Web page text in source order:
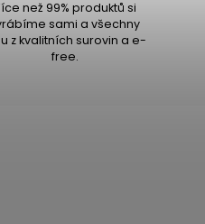
než 99% produktů si
sami a všechny
z kvalitních surovin a e-
free.